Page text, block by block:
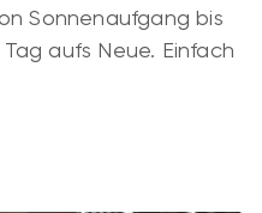
Sonnenaufgang bis
aufs Neue. Einfach